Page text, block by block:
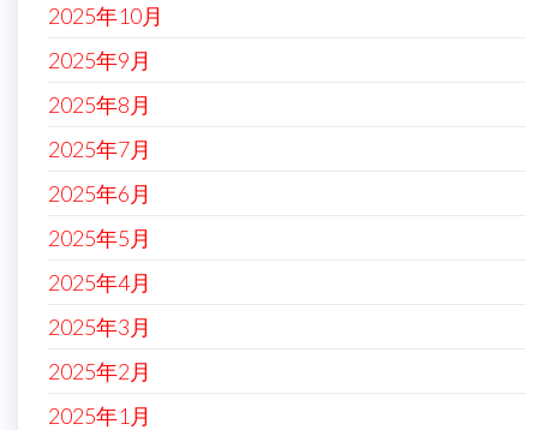
2025年10月
2025年9月
2025年8月
2025年7月
2025年6月
2025年5月
2025年4月
2025年3月
2025年2月
2025年1月